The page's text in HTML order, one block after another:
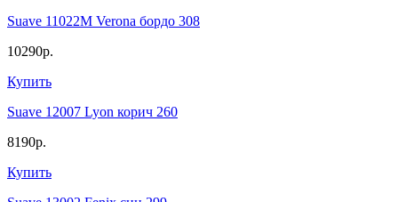
Suave 11022M Verona бордо 308
10290р.
Купить
Suave 12007 Lyon корич 260
8190р.
Купить